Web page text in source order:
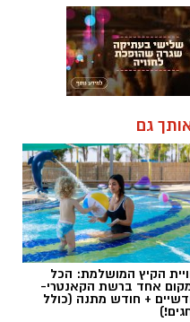
אותך גם
הקיץ המושלמת: הכל
אחד ברשת הקאנטרי-
+ חודש מתנה (כולל